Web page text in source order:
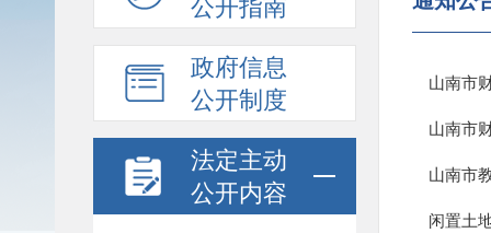
公开指南
政府信息
公开制度
法定主动
公开内容
山南市
山南市
闲置土